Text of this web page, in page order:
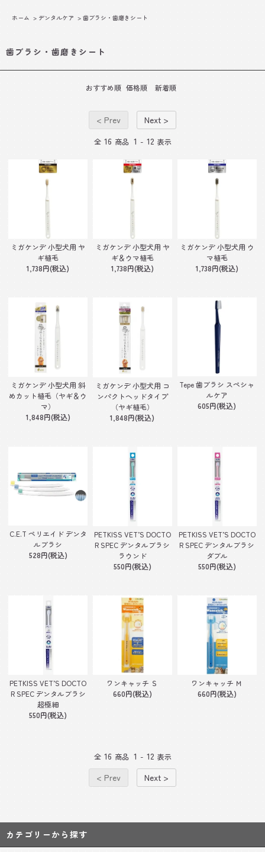
ホーム > デンタルケア > 歯ブラシ・歯磨きシート
歯ブラシ・歯磨きシート
おすすめ順 価格順 新着順
< Prev Next >
全 16 商品 1 - 12 表示
ミガケンデ 小型犬用 ヤ
ギ植毛
1,738円(税込)
ミガケンデ 小型犬用 ヤ
ギ＆ウマ植毛
1,738円(税込)
ミガケンデ 小型犬用 ウ
マ植毛
1,738円(税込)
ミガケンデ 小型犬用 斜
めカット植毛（ヤギ＆ウ
マ）
1,848円(税込)
ミガケンデ 小型犬用 コ
ンパクトヘッドタイプ
（ヤギ植毛）
1,848円(税込)
Tepe 歯ブラシ スペシャ
ルケア
605円(税込)
C.E.T ペリエイド デンタ
ルブラシ
528円(税込)
PETKISS VET’S DOCTO
R SPEC デンタルブラシ
ラウンド
550円(税込)
PETKISS VET’S DOCTO
R SPEC デンタルブラシ
ダブル
550円(税込)
PETKISS VET’S DOCTO
R SPEC デンタルブラシ
超極細
550円(税込)
ワンキャッチ Ｓ
660円(税込)
ワンキャッチ Ｍ
660円(税込)
全 16 商品 1 - 12 表示
< Prev Next >
カテゴリーから探す